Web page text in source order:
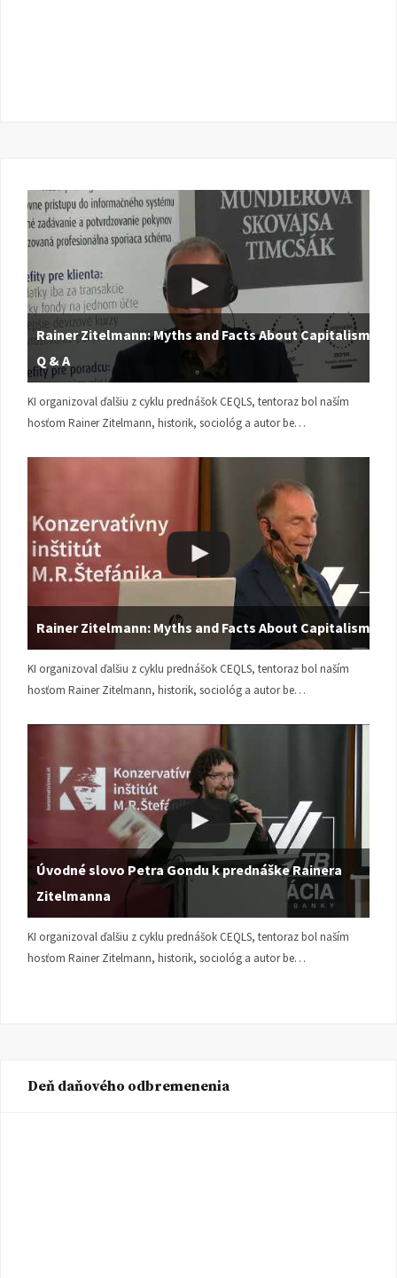
Rainer Zitelmann: Myths and Facts About Capitalism |
Q & A
KI organizoval ďalšiu z cyklu prednášok CEQLS, tentoraz bol naším
hosťom Rainer Zitelmann, historik, sociológ a autor be…
Rainer Zitelmann: Myths and Facts About Capitalism
KI organizoval ďalšiu z cyklu prednášok CEQLS, tentoraz bol naším
hosťom Rainer Zitelmann, historik, sociológ a autor be…
Úvodné slovo Petra Gondu k prednáške Rainera
Zitelmanna
KI organizoval ďalšiu z cyklu prednášok CEQLS, tentoraz bol naším
hosťom Rainer Zitelmann, historik, sociológ a autor be…
Deň daňového odbremenenia